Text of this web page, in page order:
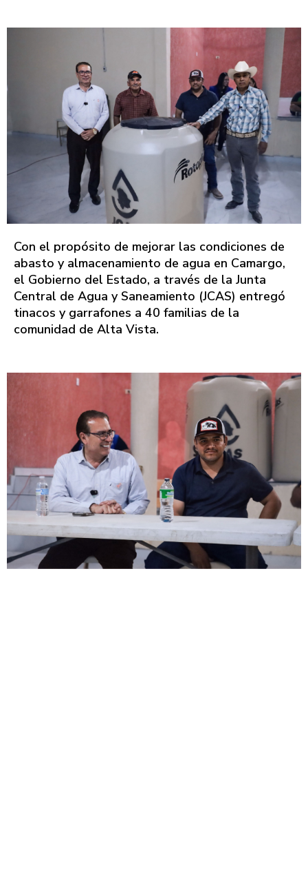
Con el propósito de mejorar las condiciones de
abasto y almacenamiento de agua en Camargo,
el Gobierno del Estado, a través de la Junta
Central de Agua y Saneamiento (JCAS) entregó
tinacos y garrafones a 40 familias de la
comunidad de Alta Vista.